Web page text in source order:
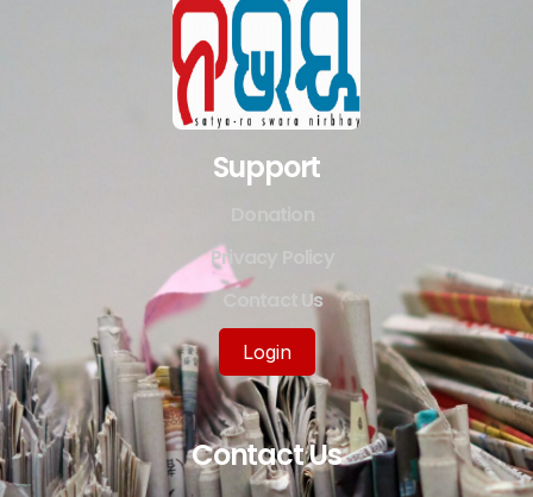
Support
Privacy Policy
Contact Us
Login
Contact Us